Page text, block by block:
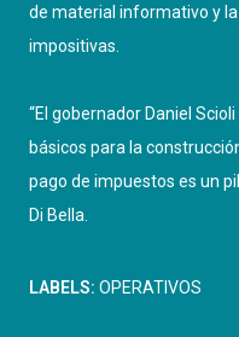
de material informativo y
impositivas.
“El gobernador Daniel
básicos para la
pago de impuestos es un
Di Bella.
LABELS: OPERATIVOS